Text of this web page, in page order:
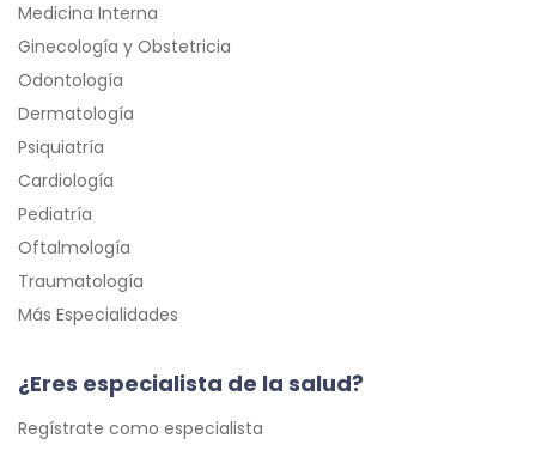
Medicina Interna
Ginecología y Obstetricia
Odontología
Dermatología
Psiquiatría
Cardiología
Pediatría
Oftalmología
Traumatología
Más Especialidades
¿Eres especialista de la salud?
Regístrate como especialista